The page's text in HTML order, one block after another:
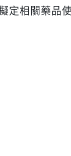
定相關藥品